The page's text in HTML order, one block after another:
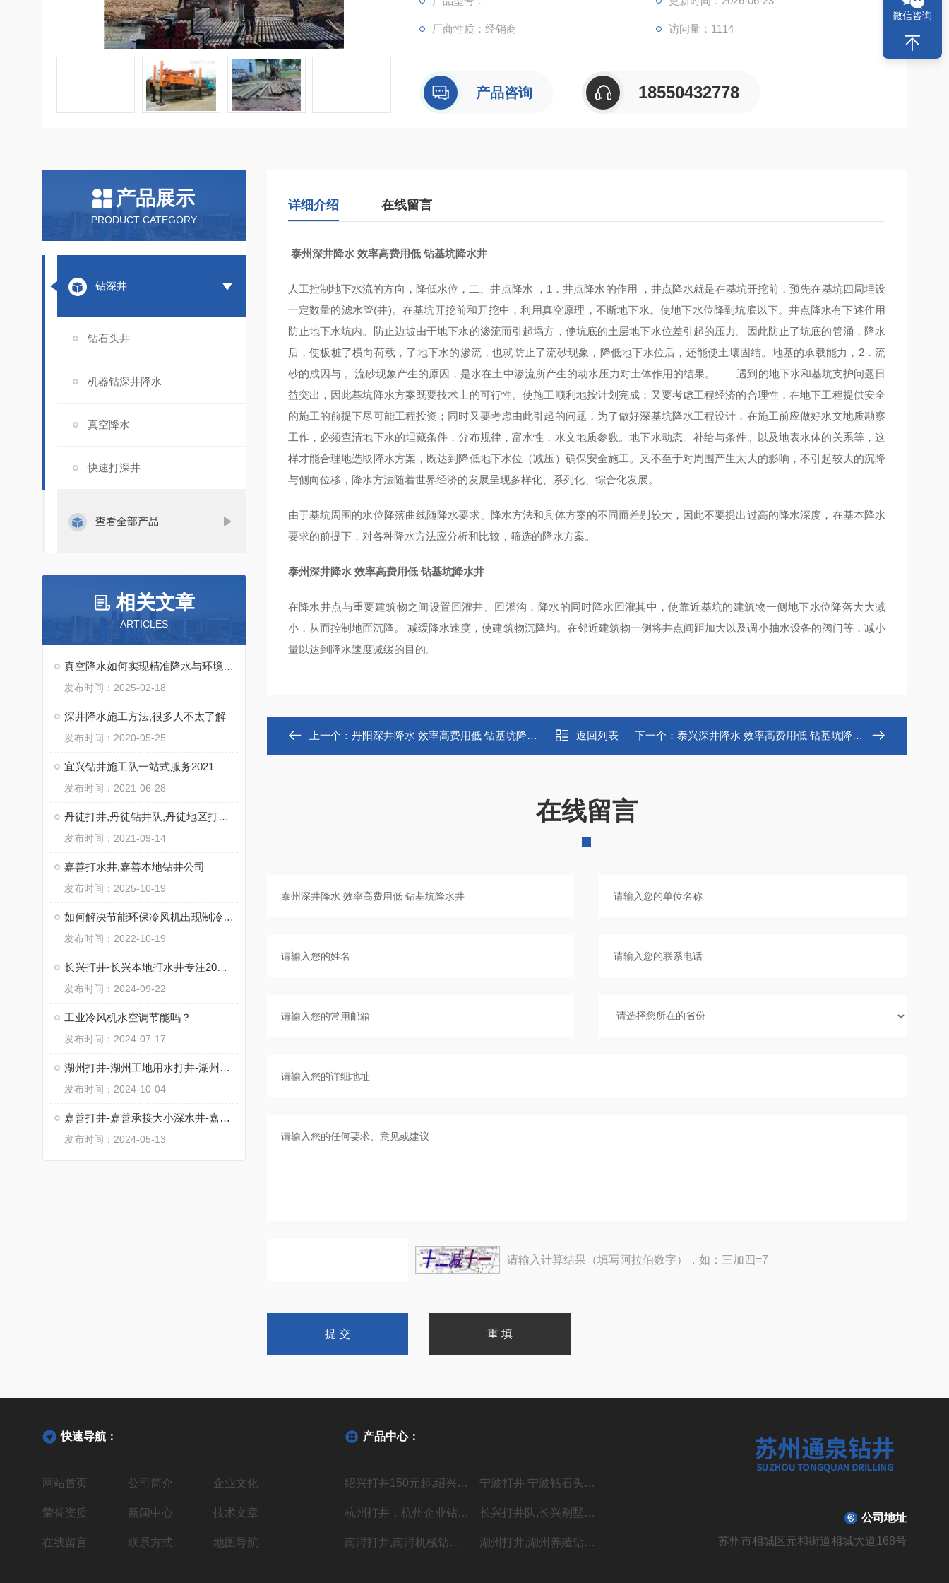
厂商性质：经销商 访问量：1114
产品咨询 18550432778
产品展示
PRODUCT CATEGORY
钻深井
钻石头井
机器钻深井降水
真空降水
快速打深井
查看全部产品
相关文章
ARTICLES
真空降水如何实现精准降水与环境保护
发布时间：2025-02-18
深井降水施工方法,很多人不太了解
发布时间：2020-05-25
宜兴钻井施工队一站式服务2021
发布时间：2021-06-28
丹徒打井,丹徒钻井队,丹徒地区打水井
发布时间：2021-09-14
嘉善打水井,嘉善本地钻井公司
发布时间：2025-10-19
如何解决节能环保冷风机出现制冷效果差的情况？
发布时间：2022-10-19
长兴打井-长兴本地打水井专注20余年
发布时间：2024-09-22
工业冷风机水空调节能吗？
发布时间：2024-07-17
湖州打井-湖州工地用水打井-湖州找通泉钻井
发布时间：2024-10-04
嘉善打井-嘉善承接大小深水井-嘉善20至300米深井
发布时间：2024-05-13
详细介绍 在线留言
泰州深井降水 效率高费用低 钻基坑降水井
人工控制地下水流的方向，降低水位，二、井点降水 ，1．井点降水的作用 ，井点降水就是在基坑开挖前，预先在基坑四周埋设
一定数量的滤水管(井)。在基坑开挖前和开挖中，利用真空原理，不断地下水。使地下水位降到坑底以下。井点降水有下述作用
防止地下水坑内。防止边坡由于地下水的渗流而引起塌方，使坑底的土层地下水位差引起的压力。因此防止了坑底的管涌，降水
后，使板桩了横向荷载，了地下水的渗流，也就防止了流砂现象，降低地下水位后，还能使土壤固结。地基的承载能力，2．流
砂的成因与 。流砂现象产生的原因，是水在土中渗流所产生的动水压力对土体作用的结果。 遇到的地下水和基坑支护问题日
益突出，因此基坑降水方案既要技术上的可行性。使施工顺利地按计划完成；又要考虑工程经济的合理性，在地下工程提供安全
的施工的前提下尽可能工程投资；同时又要考虑由此引起的问题，为了做好深基坑降水工程设计，在施工前应做好水文地质勘察
工作，必须查清地下水的埋藏条件，分布规律，富水性，水文地质参数。地下水动态。补给与条件。以及地表水体的关系等，这
样才能合理地选取降水方案，既达到降低地下水位（减压）确保安全施工。又不至于对周围产生太大的影响，不引起较大的沉降
与侧向位移，降水方法随着世界经济的发展呈现多样化、系列化、综合化发展。
由于基坑周围的水位降落曲线随降水要求、降水方法和具体方案的不同而差别较大，因此不要提出过高的降水深度，在基本降水
要求的前提下，对各种降水方法应分析和比较，筛选的降水方案。
泰州深井降水 效率高费用低 钻基坑降水井
在降水井点与重要建筑物之间设置回灌井、回灌沟，降水的同时降水回灌其中，使靠近基坑的建筑物一侧地下水位降落大大减
小，从而控制地面沉降。 减缓降水速度，使建筑物沉降均。在邻近建筑物一侧将井点间距加大以及调小抽水设备的阀门等，减小
量以达到降水速度减缓的目的。
上一个： 丹阳深井降水 效率高费用低 钻基坑降水井 返回列表 下一个： 泰兴深井降水 效率高费用低 钻基坑降水井
在线留言
请输入计算结果（填写阿拉伯数字），如：三加四=7
快速导航：
网站首页 公司简介 企业文化
荣誉资质 新闻中心 技术文章
在线留言 联系方式 地图导航
产品中心：
绍兴打井150元起,绍兴机器钻水井施工单位 宁波打井 宁波钻石头井20年经验丰富
杭州打井，杭州企业钻井，上门施工价格低 长兴打井队,长兴别墅打水井,本地专业钻井队
南浔打井,南浔机械钻岩石水深水井 湖州打井,湖州养殖钻岩石井 别墅用水井
公司地址
苏州市相城区元和街道相城大道168号
微信咨询